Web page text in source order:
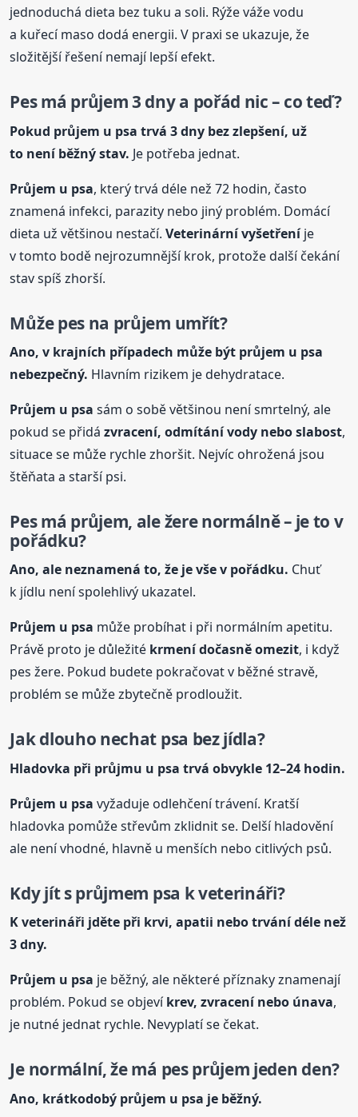
jednoduchá dieta bez tuku a soli. Rýže váže vodu
a kuřecí maso dodá energii. V praxi se ukazuje, že
složitější řešení nemají lepší efekt.
Pes má průjem 3 dny a pořád nic – co teď?
Pokud průjem u psa trvá 3 dny bez zlepšení, už
to není běžný stav. Je potřeba jednat.
Průjem u psa, který trvá déle než 72 hodin, často
znamená infekci, parazity nebo jiný problém. Domácí
dieta už většinou nestačí.Veterinární vyšetřeníje
v tomto bodě nejrozumnější krok, protože další čekání
stav spíš zhorší.
Může pes na průjem umřít?
Ano, v krajních případech může být průjem u psa
nebezpečný. Hlavním rizikem je dehydratace.
Průjem u psa sám o sobě většinou není smrtelný, ale
pokud se přidázvracení, odmítání vody nebo slabost,
situace se může rychle zhoršit. Nejvíc ohrožená jsou
štěňata a starší psi.
Pes má průjem, ale žere normálně – je to v
pořádku?
Ano, ale neznamená to, že je vše v pořádku. Chuť
k jídlu není spolehlivý ukazatel.
Průjem u psa může probíhat i při normálním apetitu.
Právě proto je důležité krmení dočasně omezit, i když
pes žere. Pokud budete pokračovat v běžné stravě,
problém se může zbytečně prodloužit.
Jak dlouho nechat psa bez jídla?
Hladovka při průjmu u psa trvá obvykle 12–24 hodin.
Průjem u psa vyžaduje odlehčení trávení. Kratší
hladovka pomůže střevům zklidnit se. Delší hladovění
ale není vhodné, hlavně u menších nebo citlivých psů.
Kdy jít s průjmem psa k veterináři?
K veterináři jděte při krvi, apatii nebo trvání déle než
3 dny.
Průjem u psa je běžný, ale některé příznaky znamenají
problém. Pokud se objevíkrev, zvracení nebo únava,
je nutné jednat rychle. Nevyplatí se čekat.
Je normální, že má pes průjem jeden den?
Ano, krátkodobý průjem u psa je běžný.